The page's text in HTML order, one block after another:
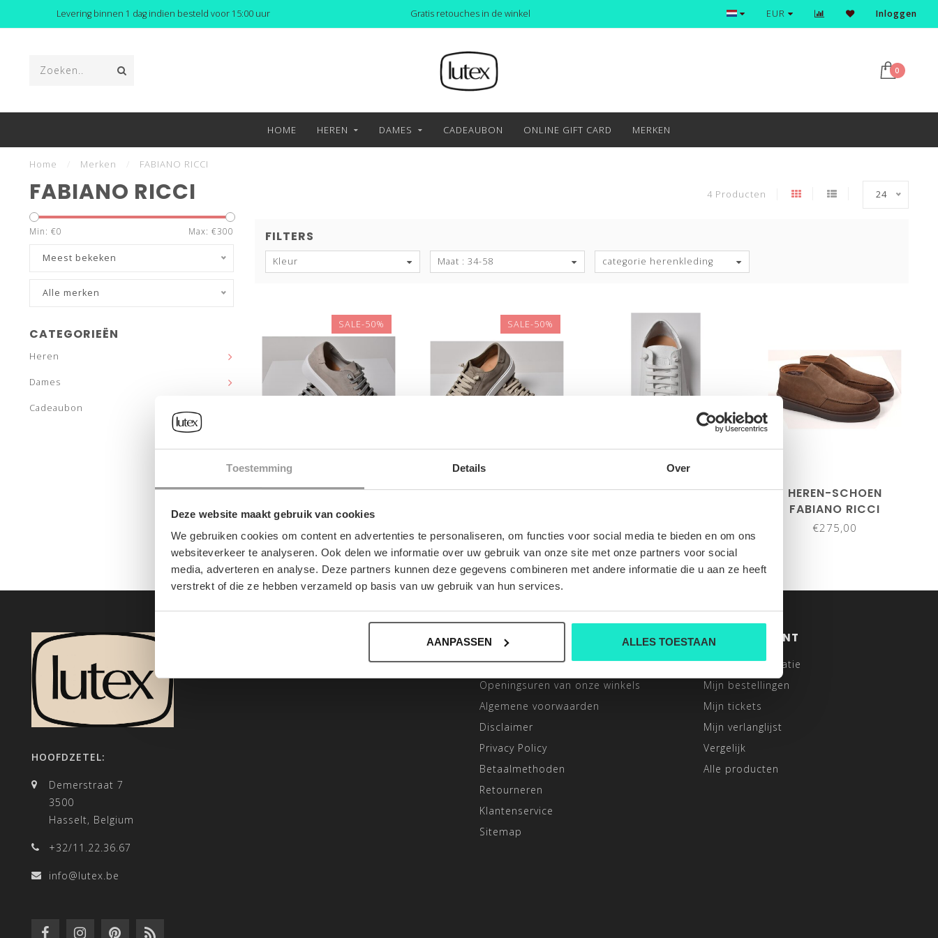
Toestemming Details Over
Deze website maakt gebruik van cookies
We gebruiken cookies om content en advertenties te personaliseren, om functies voor social media te bieden en om ons
websiteverkeer te analyseren. Ook delen we informatie over uw gebruik van onze site met onze partners voor social
media, adverteren en analyse. Deze partners kunnen deze gegevens combineren met andere informatie die u aan ze heeft
verstrekt of die ze hebben verzameld op basis van uw gebruik van hun services.
AANPASSEN ALLES TOESTAAN
Levering binnen 1 dag indien besteld voor 15:00 uur Gratis retouches in de winkel Ontdek en shop de nieuwste trends
EUR Inloggen
0
HOME HEREN DAMES CADEAUBON ONLINE GIFT CARD MERKEN
Home Merken FABIANO RICCI
FABIANO RICCI 4 Producten 24
Min: €0 Max: €300
Meest bekeken
Alle merken
CATEGORIEËN
Heren
Dames
Cadeaubon
FILTERS
Kleur Maat : 34-58 categorie herenkleding
SALE-50%
HEREN-SCHOEN
FABIANO RICCI
€143,00
SALE-50%
HEREN-SCHOEN
€285,00 €143,00
HEREN-SCHOEN
€285,00
HEREN-SCHOEN
FABIANO RICCI
€275,00
HOOFDZETEL:
Demerstraat 7
3500
Hasselt, Belgium
+32/11.22.36.67
info@lutex.be
INFORMATIE
ONZE 3 WINKELS
Openingsuren van onze winkels
Algemene voorwaarden
Disclaimer
Privacy Policy
Betaalmethoden
Retourneren
Klantenservice
Sitemap
MIJN ACCOUNT
Account informatie
Mijn bestellingen
Mijn tickets
Mijn verlanglijst
Vergelijk
Alle producten